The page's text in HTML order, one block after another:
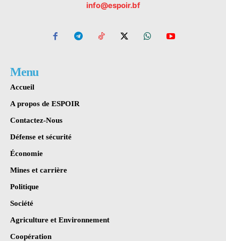
info@espoir.bf
Menu
Accueil
A propos de ESPOIR
Contactez-Nous
Défense et sécurité
Économie
Mines et carrière
Politique
Société
Agriculture et Environnement
Coopération